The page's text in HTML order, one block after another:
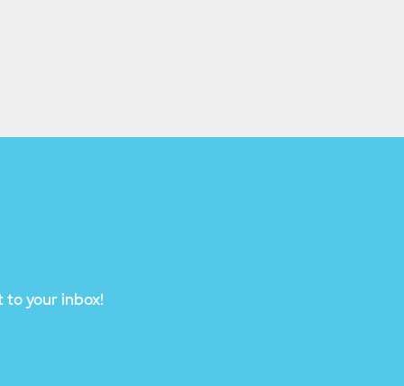
to your inbox!